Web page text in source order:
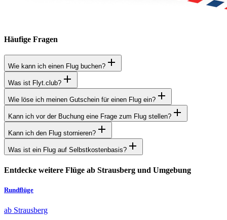
Häufige Fragen
Wie kann ich einen Flug buchen?
Was ist Flyt.club?
Wie löse ich meinen Gutschein für einen Flug ein?
Kann ich vor der Buchung eine Frage zum Flug stellen?
Kann ich den Flug stornieren?
Was ist ein Flug auf Selbstkostenbasis?
Entdecke weitere Flüge ab Strausberg und Umgebung
Rundflüge
ab Strausberg